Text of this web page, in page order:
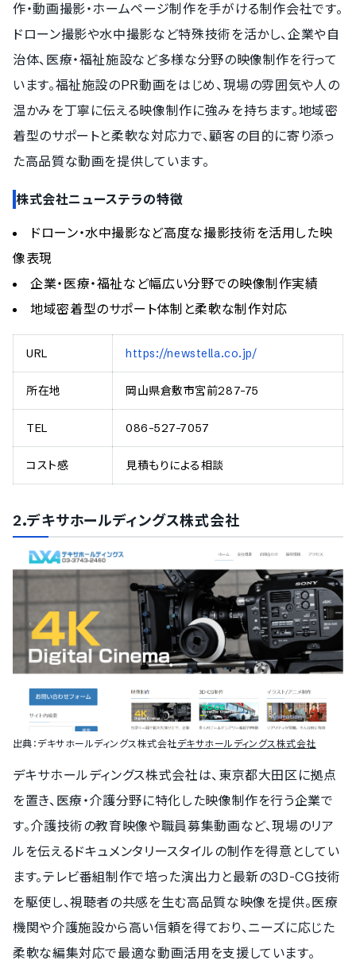
作・動画撮影・ホームページ制作を手がける制作会社です。
ドローン撮影や水中撮影など特殊技術を活かし、企業や自
治体、医療・福祉施設など多様な分野の映像制作を行って
います。福祉施設のPR動画をはじめ、現場の雰囲気や人の
温かみを丁寧に伝える映像制作に強みを持ちます。地域密
着型のサポートと柔軟な対応力で、顧客の目的に寄り添っ
た高品質な動画を提供しています。
株式会社ニューステラの特徴
ドローン・水中撮影など高度な撮影技術を活用した映
像表現
企業・医療・福祉など幅広い分野での映像制作実績
地域密着型のサポート体制と柔軟な制作対応
URL https://newstella.co.jp/
所在地 岡山県倉敷市宮前287-75
TEL 086-527-7057
コスト感 見積もりによる相談
2.デキサホールディングス株式会社
出典： デキサホールディングス株式会社デキサホールディングス株式会社
デキサホールディングス株式会社は、東京都大田区に拠点
を置き、医療・介護分野に特化した映像制作を行う企業で
す。介護技術の教育映像や職員募集動画など、現場のリア
ルを伝えるドキュメンタリースタイルの制作を得意としてい
ます。テレビ番組制作で培った演出力と最新の3D-CG技術
を駆使し、視聴者の共感を生む高品質な映像を提供。医療
機関や介護施設から高い信頼を得ており、ニーズに応じた
柔軟な編集対応で最適な動画活用を支援しています。